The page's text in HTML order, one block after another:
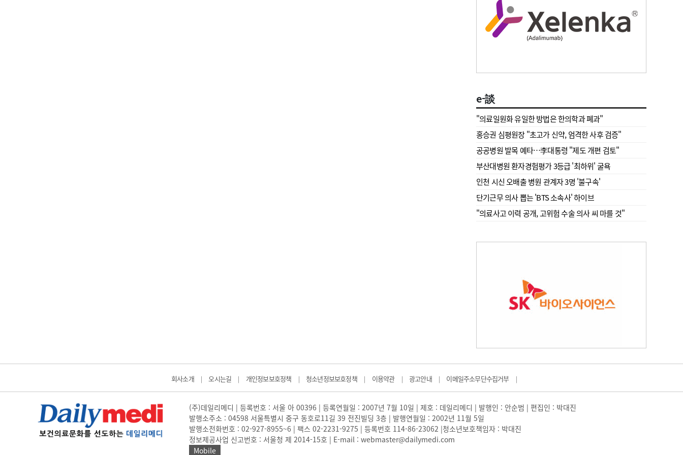
e-談
"의료일원화 유일한 방법은 한의학과 폐과"
홍승권 심평원장 " 초고가 신약, 엄격한 사후 검증"
공공병원 발목 예타…李대통령 "제도 개편 검토"
부산대병원 환자경험평가 3등급 '최하위' 굴욕
인천 시신 오배출 병원 관계자 3명 '불구속'
단기근무 의사 뽑는 'BTS 소속사' 하이브
"의료사고 이력 공개, 고위험 수술 의사 씨 마를 것"
회사소개 | 오시는길 | 개인정보보호정책 | 청소년정보보호정책 | 이용약관 | 광고안내 | 이메일주소무단수집거부 |
(주)데일리메디 | 등록번호 : 서울 아 00396 | 등록연월일 : 2007년 7월 10일 | 제호 : 데일리메디 | 발행인 : 안순범 | 편집인 : 박대진
발행소주소 : 04598 서울특별시 중구 동호로11길 39 전진빌딩 3층 | 발행연월일 : 2002년 11월 5일
발행소전화번호 : 02-927-8955~6 | 팩스 02-2231-9275 | 등록번호 114-86-23062 |청소년보호책임자 : 박대진
정보제공사업 신고번호 : 서울청 제 2014-15호 | E-mail : webmaster@dailymedi.com
Mobile